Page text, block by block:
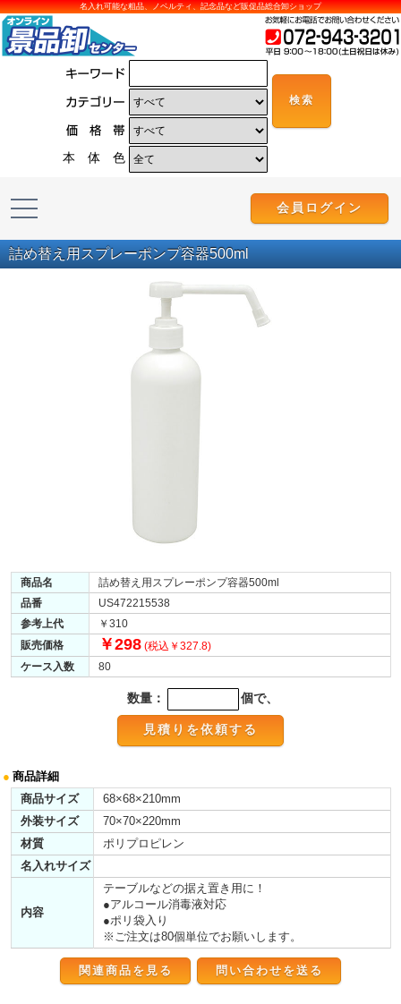
名入れ可能な粗品、ノベルティ、記念品など販促品総合卸ショップ
本 体 色
会員ログイン
詰め替え用スプレーポンプ容器500ml
商品名
詰め替え用スプレーポンプ容器500ml
品番
US472215538
参考上代
￥310
販売価格
￥298 (税込￥327.8)
ケース入数
80
数量： 個で、
● 商品詳細
商品サイズ
68×68×210mm
外装サイズ
70×70×220mm
材質
ポリプロピレン
名入れサイズ
内容
テーブルなどの据え置き用に！
●アルコール消毒液対応
●ポリ袋入り
※ご注文は80個単位でお願いします。
関連商品を見る